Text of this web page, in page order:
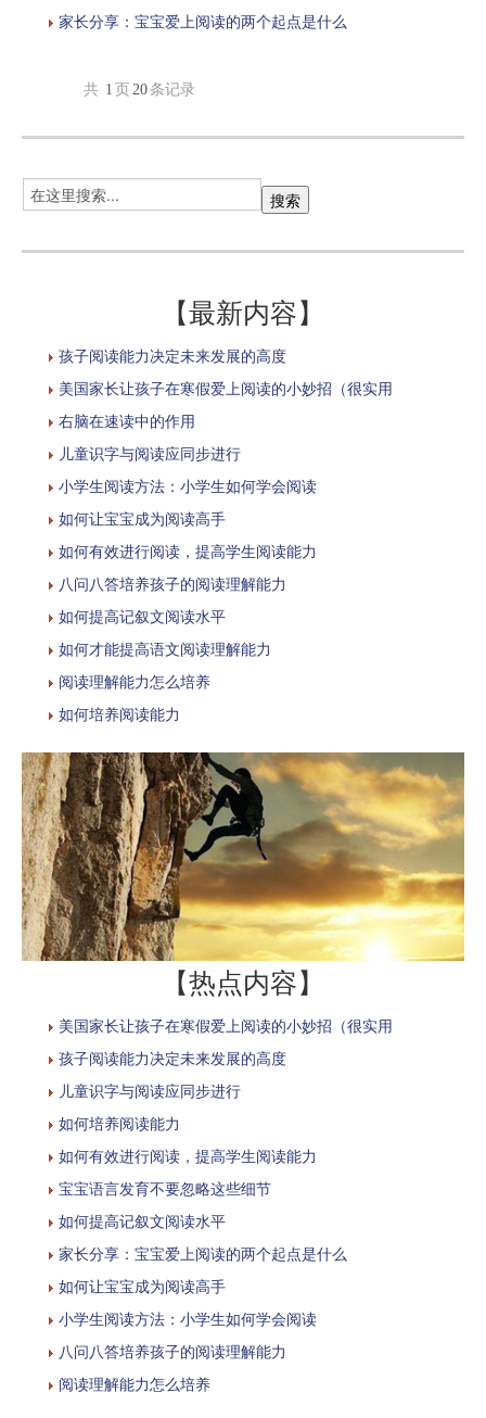
家长分享：宝宝爱上阅读的两个起点是什么
共 1 页 20 条记录
【最新内容】
孩子阅读能力决定未来发展的高度
美国家长让孩子在寒假爱上阅读的小妙招（很实用
右脑在速读中的作用
儿童识字与阅读应同步进行
小学生阅读方法：小学生如何学会阅读
如何让宝宝成为阅读高手
如何有效进行阅读，提高学生阅读能力
八问八答培养孩子的阅读理解能力
如何提高记叙文阅读水平
如何才能提高语文阅读理解能力
阅读理解能力怎么培养
如何培养阅读能力
【热点内容】
美国家长让孩子在寒假爱上阅读的小妙招（很实用
孩子阅读能力决定未来发展的高度
儿童识字与阅读应同步进行
如何培养阅读能力
如何有效进行阅读，提高学生阅读能力
宝宝语言发育不要忽略这些细节
如何提高记叙文阅读水平
家长分享：宝宝爱上阅读的两个起点是什么
如何让宝宝成为阅读高手
小学生阅读方法：小学生如何学会阅读
八问八答培养孩子的阅读理解能力
阅读理解能力怎么培养